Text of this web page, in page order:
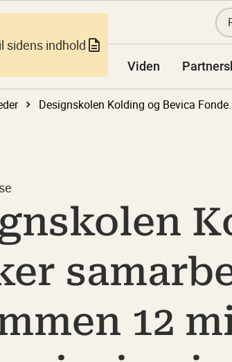
sidens indhold
Viden
Designskolen Kolding og Bevica
12